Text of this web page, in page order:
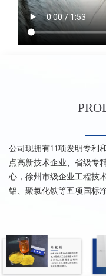
公司现拥有11项发明专利
点高新技术企业、省级专
心，徐州市级企业工程技
铝、聚氯化铁等五项国标